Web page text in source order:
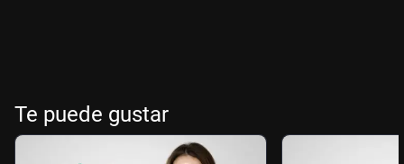
Te puede gustar